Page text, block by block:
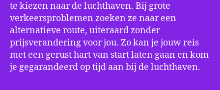
te kiezen naar de luchthaven. Bij grote
verkeersproblemen zoeken ze naar een
alternatieve route, uiteraard zonder
prijsverandering voor jou. Zo kan je jouw reis
met een gerust hart van start laten gaan en kom
je gegarandeerd op tijd aan bij de luchthaven.